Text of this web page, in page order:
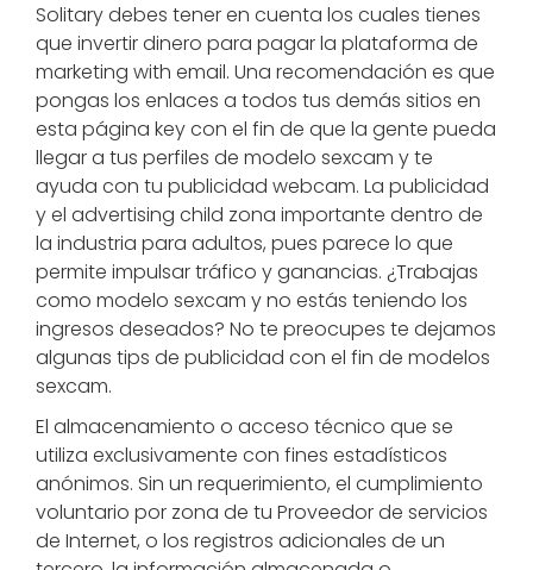
Solitary debes tener en cuenta los cuales tienes
que invertir dinero para pagar la plataforma de
marketing with email. Una recomendación es que
pongas los enlaces a todos tus demás sitios en
esta página key con el fin de que la gente pueda
llegar a tus perfiles de modelo sexcam y te
ayuda con tu publicidad webcam. La publicidad
y el advertising child zona importante dentro de
la industria para adultos, pues parece lo que
permite impulsar tráfico y ganancias. ¿Trabajas
como modelo sexcam y no estás teniendo los
ingresos deseados? No te preocupes te dejamos
algunas tips de publicidad con el fin de modelos
sexcam.
El almacenamiento o acceso técnico que se
utiliza exclusivamente con fines estadísticos
anónimos. Sin un requerimiento, el cumplimiento
voluntario por zona de tu Proveedor de servicios
de Internet, o los registros adicionales de un